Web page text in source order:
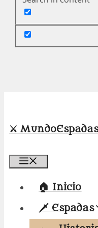
⚔️
🏠 Inicio
🗡️ Espadas